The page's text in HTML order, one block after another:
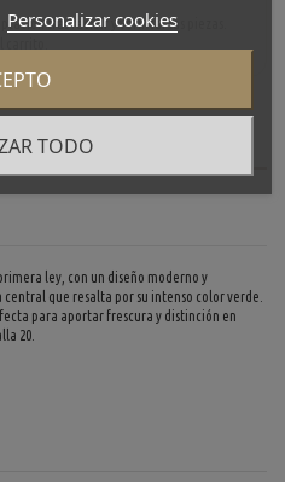
tras recibir y verificar las piezas.
ley, con un diseño moderno y
que resalta por su intenso color verde.
para aportar frescura y distinción en
20.
Personalizar cookies
TODO